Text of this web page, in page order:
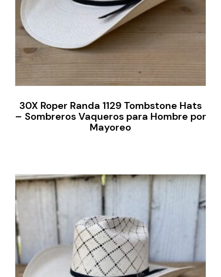
30X Roper Randa 1129 Tombstone Hats
– Sombreros Vaqueros para Hombre por
Mayoreo